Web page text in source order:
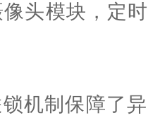
头模块，定
制保障了异